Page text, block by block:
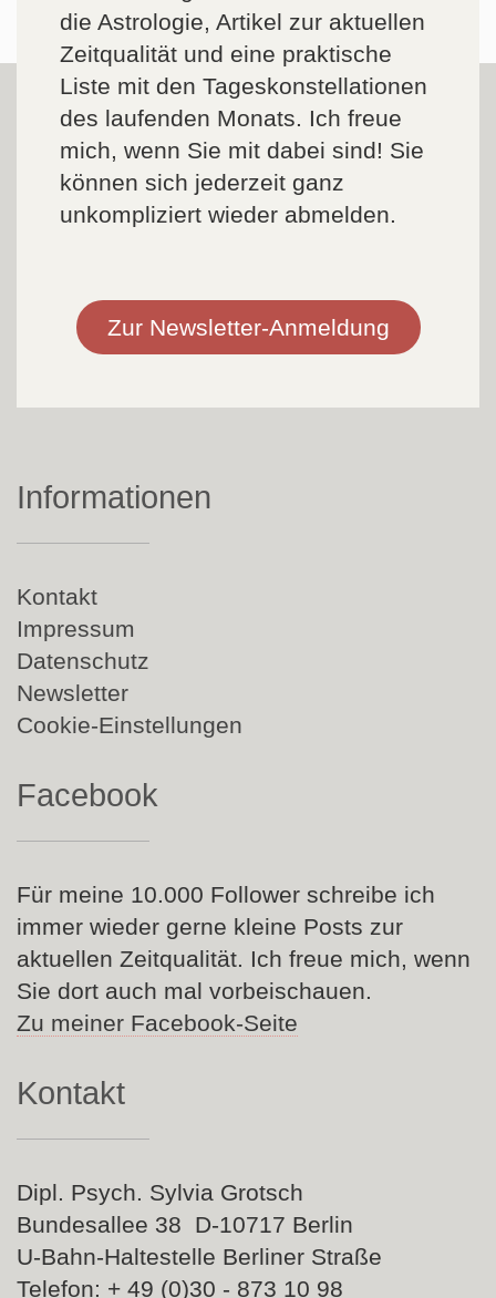
die Astrologie, Artikel zur aktuellen
Zeitqualität und eine praktische
Liste mit den Tageskonstellationen
des laufenden Monats. Ich freue
mich, wenn Sie mit dabei sind! Sie
können sich jederzeit ganz
unkompliziert wieder abmelden.
Zur Newsletter-Anmeldung
Informationen
Navigation
überspringen
Kontakt
Impressum
Datenschutz
Newsletter
Cookie-Einstellungen
Facebook
Für meine 10.000 Follower schreibe ich
immer wieder gerne kleine Posts zur
aktuellen Zeitqualität. Ich freue mich, wenn
Sie dort auch mal vorbeischauen.
Zu meiner Facebook-Seite
Kontakt
Dipl. Psych. Sylvia Grotsch
Bundesallee 38 D-10717 Berlin
U-Bahn-Haltestelle Berliner Straße
Telefon: + 49 (0)30 - 873 10 98